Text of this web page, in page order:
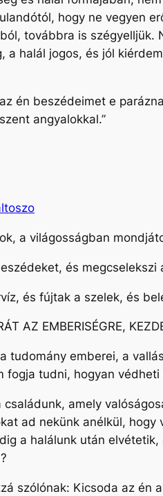
hogy ne vegyen
továbbra is
a halál jogos, és jól
én beszédeimet e
angyalokkal.”
a világosságban
és
és fújtak a szelek, és
AZ EMBERISÉGRE,
tudomány emberei, a
fogja tudni, hogyan
amely
ad nekünk anélkül,
a halálunk után
szólónak: Kicsoda az